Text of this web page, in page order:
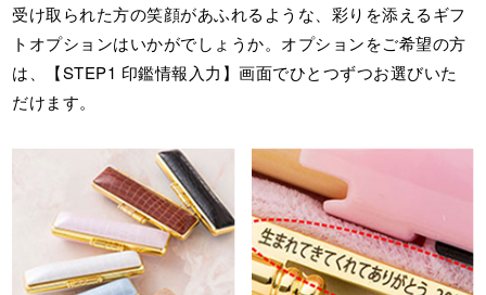
受け取られた方の笑顔があふれるような、彩りを添えるギフ
トオプションはいかがでしょうか。オプションをご希望の方
は、【STEP1 印鑑情報入力】画面でひとつずつお選びいた
だけます。